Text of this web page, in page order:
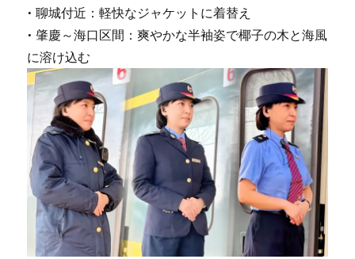
• 聊城付近：軽快なジャケットに着替え
• 肇慶～海口区間：爽やかな半袖姿で椰子の木と海風
に溶け込む